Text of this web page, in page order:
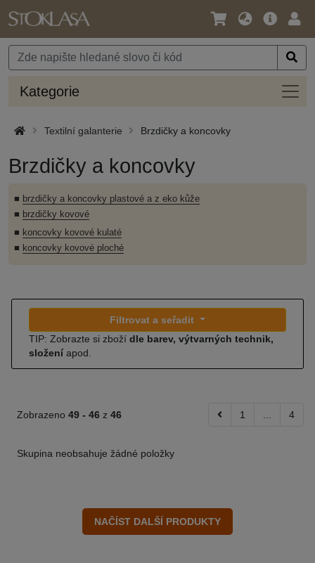
Jazyk
Měna
Hlavní
Kategorie
Textilní galanterie Brzdičky a koncovky
Brzdičky a koncovky
■ brzdičky a koncovky plastové a z eko kůže
■ brzdičky kovové
■ koncovky kovové kulaté
■ koncovky kovové ploché
Filtrovat a seřadit
TIP: Zobrazte si zboží dle barev, výtvarných technik,
složení apod.
Zobrazeno 49 - 46 z 46 1 4
Skupina neobsahuje žádné položky